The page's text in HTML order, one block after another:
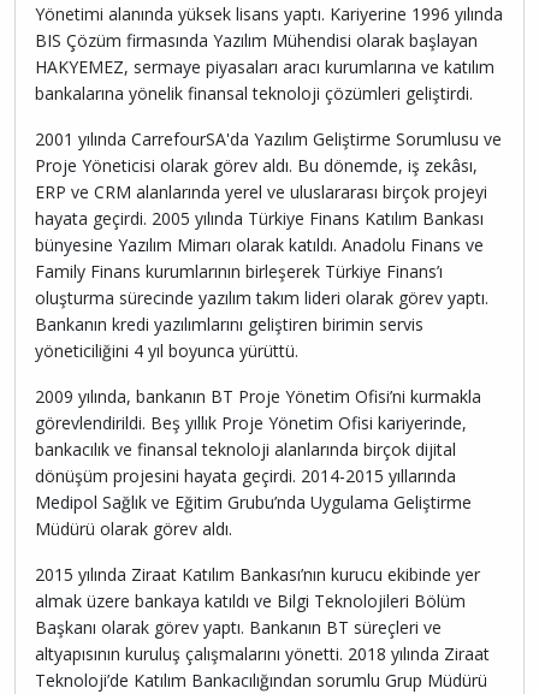
Yönetimi alanında yüksek lisans yaptı. Kariyerine 1996 yılında
BIS Çözüm firmasında Yazılım Mühendisi olarak başlayan
HAKYEMEZ, sermaye piyasaları aracı kurumlarına ve katılım
bankalarına yönelik finansal teknoloji çözümleri geliştirdi.
2001 yılında CarrefourSA'da Yazılım Geliştirme Sorumlusu ve
Proje Yöneticisi olarak görev aldı. Bu dönemde, iş zekâsı,
ERP ve CRM alanlarında yerel ve uluslararası birçok projeyi
hayata geçirdi. 2005 yılında Türkiye Finans Katılım Bankası
bünyesine Yazılım Mimarı olarak katıldı. Anadolu Finans ve
Family Finans kurumlarının birleşerek Türkiye Finans’ı
oluşturma sürecinde yazılım takım lideri olarak görev yaptı.
Bankanın kredi yazılımlarını geliştiren birimin servis
yöneticiliğini 4 yıl boyunca yürüttü.
2009 yılında, bankanın BT Proje Yönetim Ofisi’ni kurmakla
görevlendirildi. Beş yıllık Proje Yönetim Ofisi kariyerinde,
bankacılık ve finansal teknoloji alanlarında birçok dijital
dönüşüm projesini hayata geçirdi. 2014-2015 yıllarında
Medipol Sağlık ve Eğitim Grubu’nda Uygulama Geliştirme
Müdürü olarak görev aldı.
2015 yılında Ziraat Katılım Bankası’nın kurucu ekibinde yer
almak üzere bankaya katıldı ve Bilgi Teknolojileri Bölüm
Başkanı olarak görev yaptı. Bankanın BT süreçleri ve
altyapısının kuruluş çalışmalarını yönetti. 2018 yılında Ziraat
Teknoloji’de Katılım Bankacılığından sorumlu Grup Müdürü